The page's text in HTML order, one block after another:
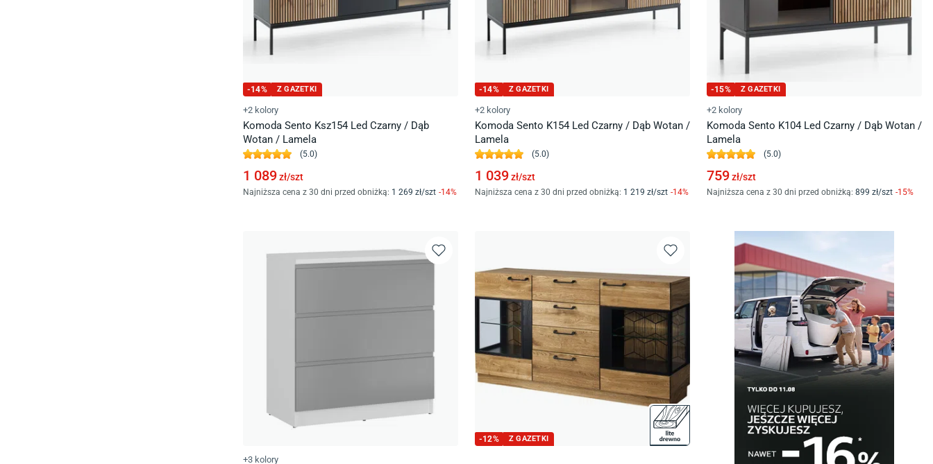
-14% Z GAZETKI
+2 kolory
Komoda Sento Ksz154 Led Czarny / Dąb
Wotan / Lamela
(5.0)
1 089zł/szt
Najniższa cena z 30 dni przed obniżką: 1 269 zł/szt -14%
-14% Z GAZETKI
+2 kolory
Komoda Sento K154 Led Czarny / Dąb Wotan /
Lamela
(5.0)
1 039zł/szt
Najniższa cena z 30 dni przed obniżką: 1 219 zł/szt -14%
-15% Z GAZETKI
+2 kolory
Komoda Sento K104 Led Czarny / Dąb Wotan /
Lamela
(5.0)
759zł/szt
Najniższa cena z 30 dni przed obniżką: 899 zł/szt -15%
+3 kolory
-12% Z GAZETKI